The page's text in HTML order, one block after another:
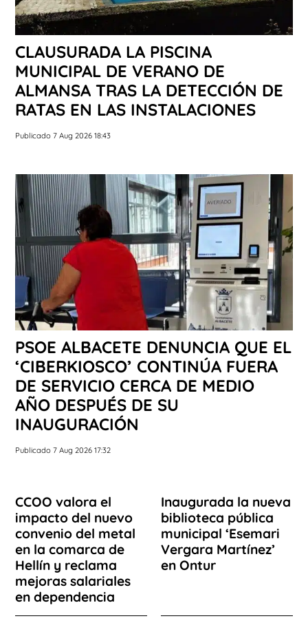
CLAUSURADA LA PISCINA
MUNICIPAL DE VERANO DE
ALMANSA TRAS LA DETECCIÓN DE
RATAS EN LAS INSTALACIONES
Publicado 7 Aug 2026 18:43
PSOE ALBACETE DENUNCIA QUE EL
‘CIBERKIOSCO’ CONTINÚA FUERA
DE SERVICIO CERCA DE MEDIO
AÑO DESPUÉS DE SU
INAUGURACIÓN
Publicado 7 Aug 2026 17:32
CCOO valora el
impacto del nuevo
convenio del metal
en la comarca de
Hellín y reclama
mejoras salariales
en dependencia
Inaugurada la nueva
biblioteca pública
municipal ‘Esemari
Vergara Martínez’
en Ontur